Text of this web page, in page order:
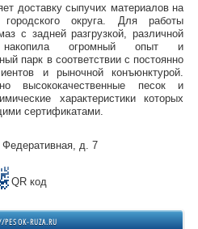
доставку сыпучиx материалов на
городского округа. Для работы
с задней разгрузкой, различной
накопила огромный опыт и
парк в соответствии с постоянно
и рыночной конъюнктурой.
высококачественные песок и
характеристики которых
сертификатами.
д. 7
QR код
PESOK-RUZA.RU